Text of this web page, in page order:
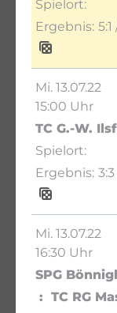
5:1
Mi. 13.07.22
15:00 Uhr
TC G.-W.
3:3
Mi. 13.07.22
16:30 Uhr
SPG
TC RG